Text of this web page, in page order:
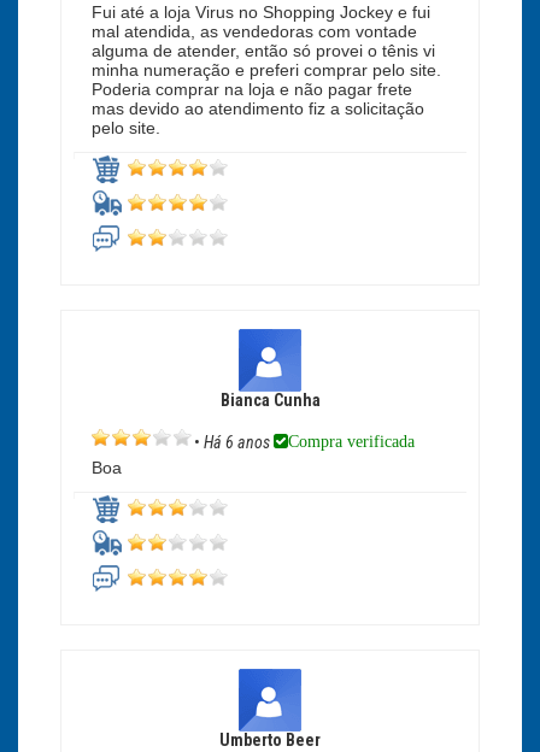
Fui até a loja Virus no Shopping Jockey e fui
mal atendida, as vendedoras com vontade
alguma de atender, então só provei o tênis vi
minha numeração e preferi comprar pelo site.
Poderia comprar na loja e não pagar frete
mas devido ao atendimento fiz a solicitação
pelo site.
Bianca Cunha
• Há 6 anos Compra verificada
Boa
Umberto Beer